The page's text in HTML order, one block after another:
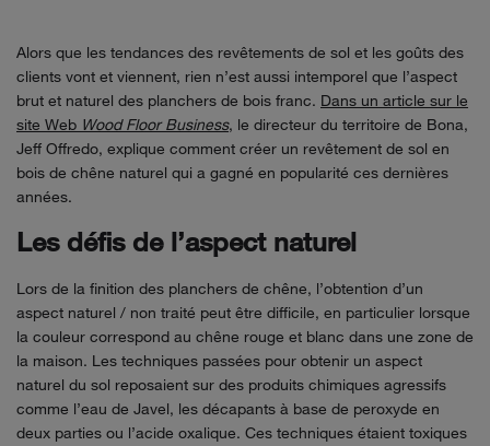
Alors que les tendances des revêtements de sol et les goûts des
clients vont et viennent, rien n’est aussi intemporel que l’aspect
brut et naturel des planchers de bois franc. Dans un article sur le
site Web Wood Floor Business, le directeur du territoire de Bona,
Jeff Offredo, explique comment créer un revêtement de sol en
bois de chêne naturel qui a gagné en popularité ces dernières
années.
Les défis de l’aspect naturel
Lors de la finition des planchers de chêne, l’obtention d’un
aspect naturel / non traité peut être difficile, en particulier lorsque
la couleur correspond au chêne rouge et blanc dans une zone de
la maison. Les techniques passées pour obtenir un aspect
naturel du sol reposaient sur des produits chimiques agressifs
comme l’eau de Javel, les décapants à base de peroxyde en
deux parties ou l’acide oxalique. Ces techniques étaient toxiques